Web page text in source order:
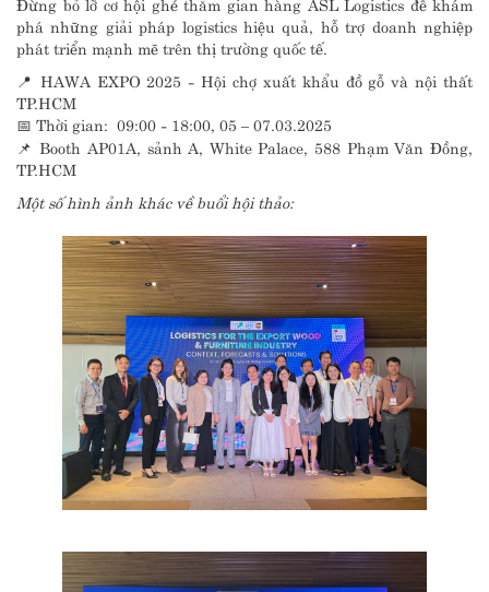
phá những giải pháp logistics hiệu quả, hỗ trợ doanh nghiệp
phát triển mạnh mẽ trên thị trường quốc tế.
📍 HAWA EXPO 2025 - Hội chợ xuất khẩu đồ gỗ và nội thất
TP.HCM
📅 Thời gian: 09:00 - 18:00, 05 – 07.03.2025
📌 Booth AP01A, sảnh A, White Palace, 588 Phạm Văn Đồng,
TP.HCM
Một số hình ảnh khác về buổi hội thảo: